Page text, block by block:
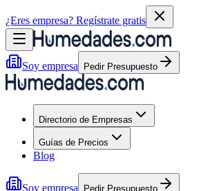
¿Eres empresa? Regístrate gratis
Soy empresa Pedir Presupuesto
Directorio de Empresas
Guías de Precios
Blog
Soy empresa Pedir Presupuesto